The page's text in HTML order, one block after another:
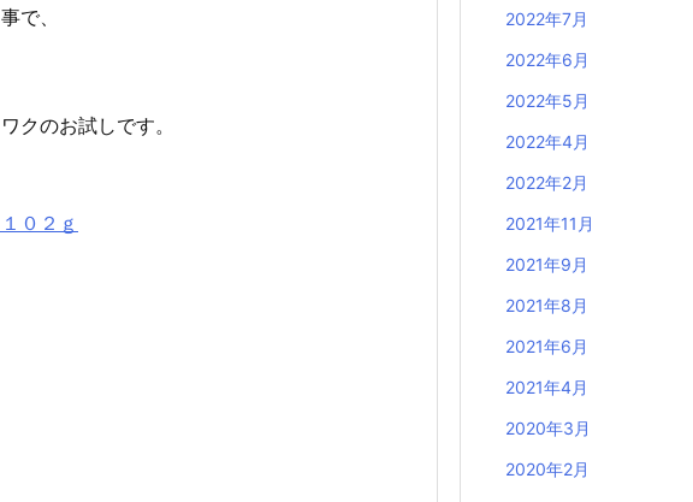
で、
クのお試しです。
０２ｇ
2022年7月
2022年6月
2022年5月
2022年4月
2022年2月
2021年11月
2021年9月
2021年8月
2021年6月
2021年4月
2020年3月
2020年2月